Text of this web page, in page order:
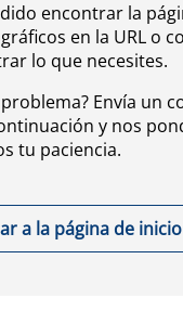
encontrar la
en la URL o
lo que necesites.
Envía un
y nos
tu paciencia.
a la página de inicio